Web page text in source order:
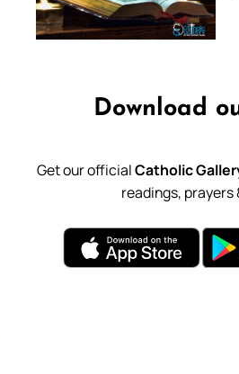
Download
Get our officialCatholic
readings, prayers